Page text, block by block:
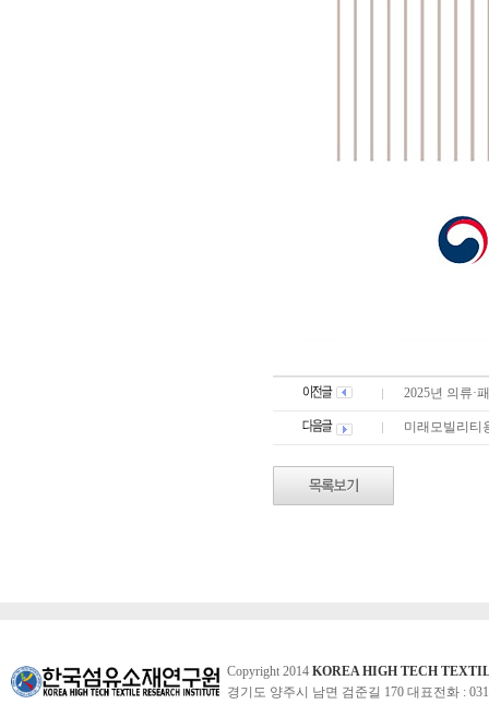
2025년 의류·
미래모빌리티
Copyright 2014 KOREA HIGH TECH
경기도 양주시 남면 검준길 170 대표전화 :